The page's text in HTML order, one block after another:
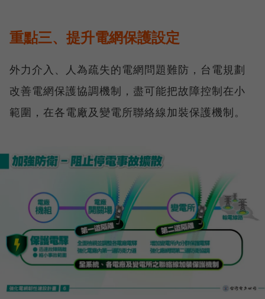
重點三、提升電網保護設定
外力介入、人為疏失的電網問題難防，台電規劃
改善電網保護協調機制，盡可能把故障控制在小
範圍，在各電廠及變電所聯絡線加裝保護機制。